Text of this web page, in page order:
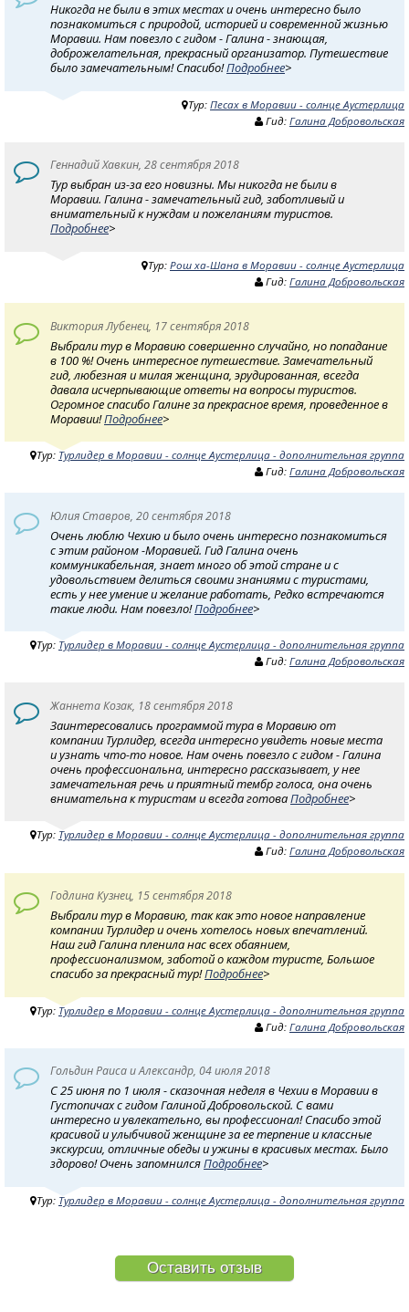
Никогда не были в этих местах и очень интересно было
познакомиться с природой, историей и современной жизнью
Моравии. Нам повезло с гидом - Галина - знающая,
доброжелательная, прекрасный организатор. Путешествие
было замечательным! Спасибо!Подробнее>
Тур: Песах в Моравии - солнце Аустерлица
Гид: Галина Добровольская
Геннадий Хавкин, 28 сентября 2018
Тур выбран из-за его новизны. Мы никогда не были в
Моравии. Галина - замечательный гид, заботливый и
внимательный к нуждам и пожеланиям туристов.
Подробнее>
Тур: Рош ха-Шана в Моравии - солнце Аустерлица
Гид: Галина Добровольская
Виктория Лубенец, 17 сентября 2018
Выбрали тур в Моравию совершенно случайно, но попадание
в 100 %! Очень интересное путешествие. Замечательный
гид, любезная и милая женщина, эрудированная, всегда
давала исчерпывающие ответы на вопросы туристов.
Огромное спасибо Галине за прекрасное время, проведенное в
Моравии!Подробнее>
Тур: Турлидер в Моравии - солнце Аустерлица - дополнительная группа
Гид: Галина Добровольская
Юлия Ставров, 20 сентября 2018
Очень люблю Чехию и было очень интересно познакомиться
с этим районом -Моравией. Гид Галина очень
коммуникабельная, знает много об этой стране и с
удовольствием делиться своими знаниями с туристами,
есть у нее умение и желание работать, Редко встречаются
такие люди. Нам повезло!Подробнее>
Тур: Турлидер в Моравии - солнце Аустерлица - дополнительная группа
Гид: Галина Добровольская
Жаннета Козак, 18 сентября 2018
Заинтересовались программой тура в Моравию от
компании Турлидер, всегда интересно увидеть новые места
и узнать что-то новое. Нам очень повезло с гидом - Галина
очень профессиональна, интересно рассказывает, у нее
замечательная речь и приятный тембр голоса, она очень
внимательна к туристам и всегда готоваПодробнее>
Тур: Турлидер в Моравии - солнце Аустерлица - дополнительная группа
Гид: Галина Добровольская
Годлина Кузнец, 15 сентября 2018
Выбрали тур в Моравию, так как это новое направление
компании Турлидер и очень хотелось новых впечатлений.
Наш гид Галина пленила нас всех обаянием,
профессионализмом, заботой о каждом туристе, Большое
спасибо за прекрасный тур!Подробнее>
Тур: Турлидер в Моравии - солнце Аустерлица - дополнительная группа
Гид: Галина Добровольская
Гольдин Раиса и Александр, 04 июля 2018
С 25 июня по 1 июля - сказочная неделя в Чехии в Моравии в
Густопичах с гидом Галиной Добровольской. С вами
интересно и увлекательно, вы профессионал! Спасибо этой
красивой и улыбчивой женщине за ее терпение и классные
экскурсии, отличные обеды и ужины в красивых местах. Было
здорово! Очень запомнилсяПодробнее>
Тур: Турлидер в Моравии - солнце Аустерлица - дополнительная группа
Оставить отзыв